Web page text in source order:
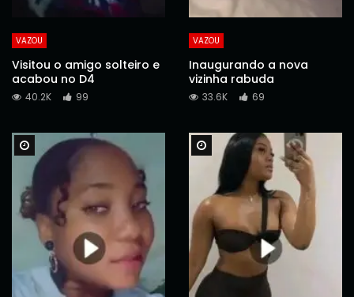
VAZOU
Visitou o amigo solteiro e
acabou no D4
40.2K 99
VAZOU
Inaugurando a nova
vizinha rabuda
33.6K 69
Watch Later Watch Later